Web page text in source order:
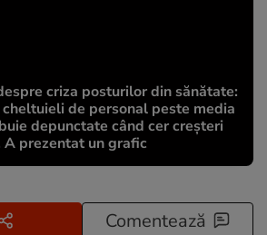
criza posturilor din sănătate:
de personal peste media
depunctate când cer creșteri
A prezentat un grafic
Comentează